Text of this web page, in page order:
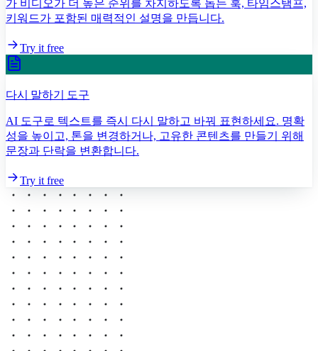
가 비디오가 더 높은 순위를 차지하도록 돕는 훅, 타임스탬프,
키워드가 포함된 매력적인 설명을 만듭니다.
Try it free
다시 말하기 도구
AI 도구로 텍스트를 즉시 다시 말하고 바꿔 표현하세요. 명확
성을 높이고, 톤을 변경하거나, 고유한 콘텐츠를 만들기 위해
문장과 단락을 변환합니다.
Try it free